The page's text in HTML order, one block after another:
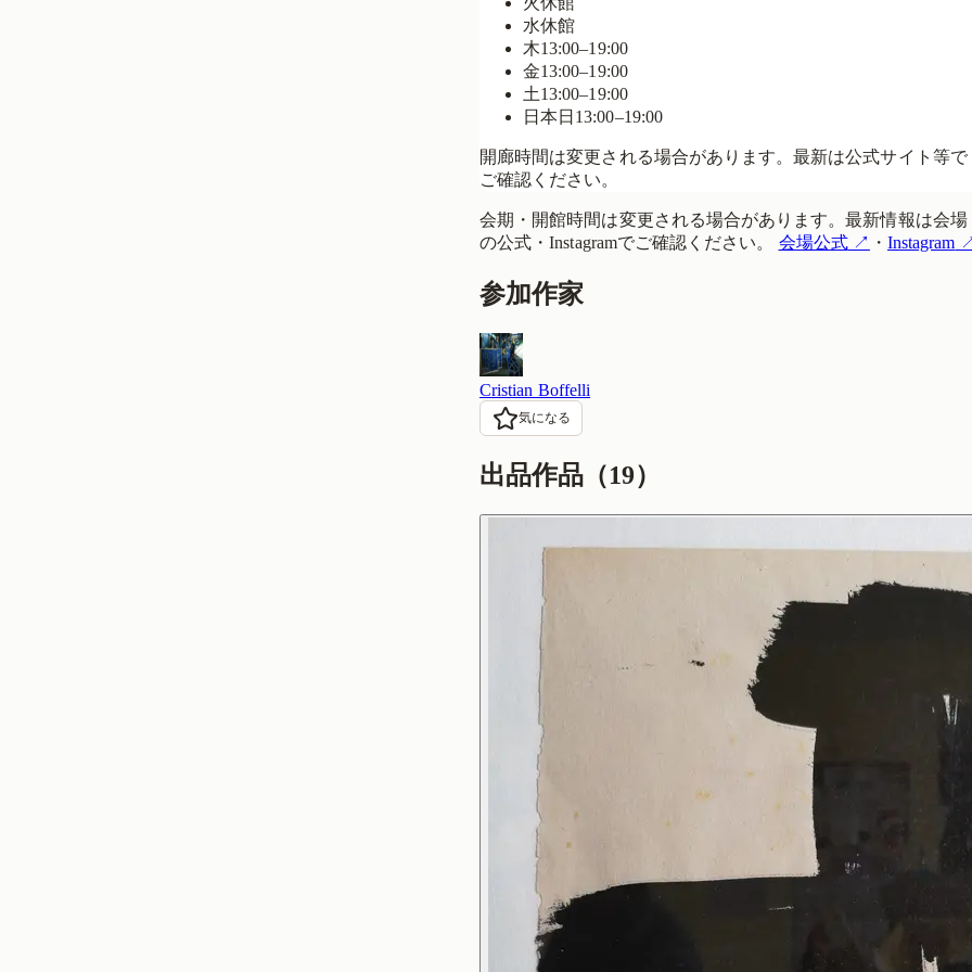
水休館
木13:00–19:00
金13:00–19:00
土13:00–19:00
日本日 13:00–19:00
開廊時間は変更される場合があります。最新は公式サイト等で
ご確認ください。
会期・開館時間は変更される場合があります。最新情報は会場
の公式・Instagramでご確認ください。
会場公式↗ ・ Instagram
参加作家
Cristian Boffelli
気になる
出品作品（19）